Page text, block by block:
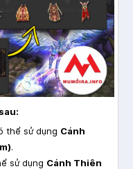
thể sử dụng Cánh
.
sử dụng Cánh Thiên